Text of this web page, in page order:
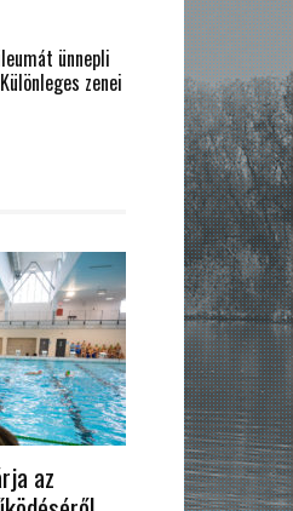
ünnepli
zenei
az